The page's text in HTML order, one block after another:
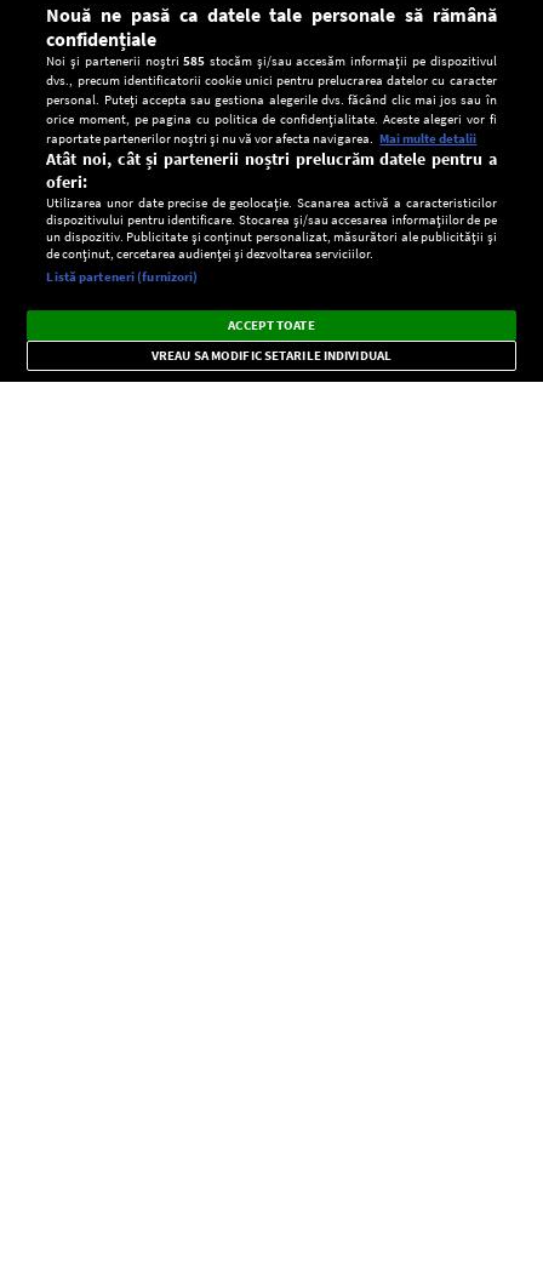
CONFIDENŢIALITATE
Setări:
Dark
Mode
Radio live, podcasturi, știri și alerte
importante.
×
Nouă ne pasă ca datele tale personale să rămână
confidențiale
Noi și partenerii noștri585 stocăm și/sau accesăm informații pe dispozitivul
dvs., precum identificatorii cookie unici pentru prelucrarea datelor cu caracter
personal. Puteți accepta sau gestiona alegerile dvs. făcând clic mai jos sau în
orice moment, pe pagina cu politica de confidențialitate. Aceste alegeri vor fi
raportate partenerilor noștri și nu vă vor afecta navigarea. Mai multe detalii
Atât noi, cât și partenerii noștri prelucrăm datele pentru a
oferi:
Utilizarea unor date precise de geolocație. Scanarea activă a caracteristicilor
dispozitivului pentru identificare. Stocarea și/sau accesarea informațiilor de pe
un dispozitiv. Publicitate și conținut personalizat, măsurători ale publicității și
de conținut, cercetarea audienței și dezvoltarea serviciilor.
Listă parteneri (furnizori)
ACCEPT TOATE
VREAU SA MODIFIC SETARILE INDIVIDUAL